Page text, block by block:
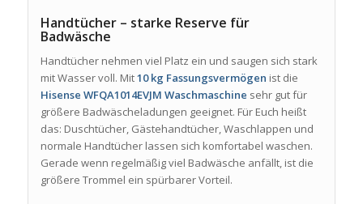
Handtücher – starke Reserve für
Badwäsche
Handtücher nehmen viel Platz ein und saugen sich stark
mit Wasser voll. Mit10 kg Fassungsvermögen ist die
Hisense WFQA1014EVJM Waschmaschine sehr gut für
größere Badwäscheladungen geeignet. Für Euch heißt
das: Duschtücher, Gästehandtücher, Waschlappen und
normale Handtücher lassen sich komfortabel waschen.
Gerade wenn regelmäßig viel Badwäsche anfällt, ist die
größere Trommel ein spürbarer Vorteil.